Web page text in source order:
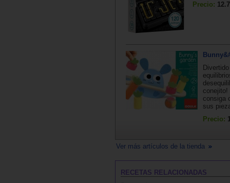
Precio:
conejito!
consiga
sus
Precio:
Ver más artículos de la tienda
RECETAS RELACIONADAS